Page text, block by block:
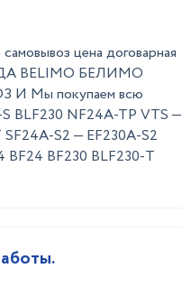
цена договарная
BELIMO БЕЛИМО
Мы покупаем всю
S BLF230 NF24A-TP VТS —
S2 — EF230А-S2
ВF24 ВF230 ВLF230-Т